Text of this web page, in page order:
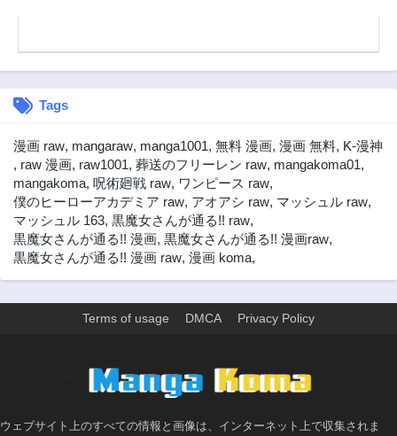
Tags
漫画 raw, mangaraw, manga1001, 無料 漫画, 漫画 無料, K-漫神
, raw 漫画, raw1001, 葬送のフリーレン raw, mangakoma01,
mangakoma, 呪術廻戦 raw, ワンピース raw,
僕のヒーローアカデミア raw, アオアシ raw, マッシュル raw,
マッシュル 163, 黒魔女さんが通る!! raw,
黒魔女さんが通る!! 漫画, 黒魔女さんが通る!! 漫画raw,
黒魔女さんが通る!! 漫画 raw, 漫画 koma,
Terms of usage DMCA Privacy Policy
ウェブサイト上のすべての情報と画像は、インターネット上で収集されま